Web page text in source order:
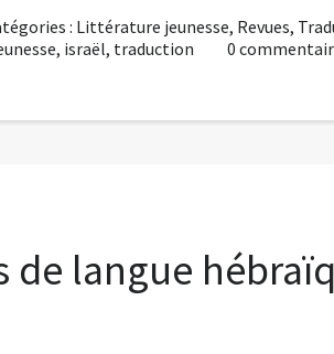
: Littérature jeunesse, Revues,
, israël, traduction 0
de langue